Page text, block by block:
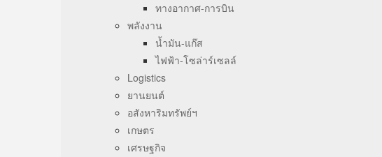
ทางอากาศ-การบิน
พลังงาน
น้ำมัน-แก๊ส
ไฟฟ้า-โซล่าร์เซลล์
Logistics
ยานยนต์
อสังหาริมทรัพย์ฯ
เกษตร
เศรษฐกิจ